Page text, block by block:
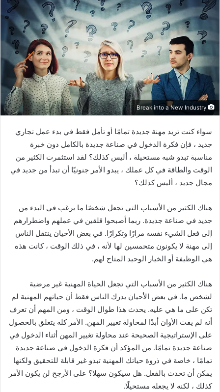
سواء كنت تريد مهنة جديدة تمامًا أو تأمل فقط في بدء عمل تجاري
جديد ، فإن فكرة الدخول في صناعة جديدة بالكامل دون خبرة
مناسبة تبدو شبه مستحيلة ، أليس كذلك؟ لقد استثمرت الكثير من
الوقت والطاقة في كل عملك ، يبدو الأمر جنونيًا أن تبدأ من جديد في
مجال جديد ، أليس كذلك؟
هناك الكثير من الأسباب التي تجعل شخصًا ما يرغب في البدء من
جديد في صناعة جديدة. ربما أصبحوا قلقين في عملهم واضطرارهم
إلى فعل الشيء نفسه مرارًا وتكرارًا. في بعض الأحيان ينتقل الناس
إلى مهنة لا يكونون متحمسين لها لأنه ، في ذلك الوقت ، كانت هذه
هي الوظيفة أو الخيار الوحيد المتاح لهم.
هناك الكثير من الأسباب التي تجعل الحياة المهنية غير مرضية
لشخص ما. في بعض الأحيان يدرك الناس فقط أن حياتهم المهنية لم
تكن على ما هي عليه. يحدث هذا طوال الوقت ، ومن المهم أن تعرف
أنه لم يفت الأوان أبدًا لمحاولة تغيير المهن. الأمر كله يتعلق بالحصول
على الإستراتيجية الصحيحة عند محاولة تغيير المهن أثناء الدخول في
صناعة جديدة تمامًا. من المؤكد أن فكرة الدخول في صناعة جديدة
تمامًا ، خاصة في ذروة حياتك المهنية تبدو غير قابلة للتحقيق ولكنها
يمكن أن تحدث بالفعل. هل سيكون سهلا؟ على الأرجح لن يكون الأمر
كذلك ، لكنه لا يجعله مستحيلًا.